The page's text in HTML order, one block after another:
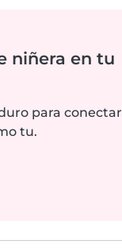
niñera en tu
para conectar
tu.